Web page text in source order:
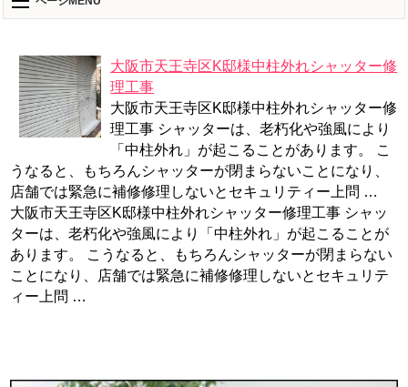
大阪市天王寺区K邸様中柱外れシャッター修
理工事
大阪市天王寺区K邸様中柱外れシャッター修
理工事 シャッターは、老朽化や強風により
「中柱外れ」が起こることがあります。 こ
うなると、もちろんシャッターが閉まらないことになり、
店舗では緊急に補修修理しないとセキュリティー上問 …
大阪市天王寺区K邸様中柱外れシャッター修理工事 シャッ
ターは、老朽化や強風により「中柱外れ」が起こることが
あります。 こうなると、もちろんシャッターが閉まらない
ことになり、店舗では緊急に補修修理しないとセキュリテ
ィー上問 …